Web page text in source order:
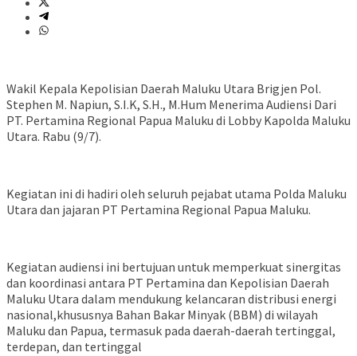
Wakil Kepala Kepolisian Daerah Maluku Utara Brigjen Pol.
Stephen M. Napiun, S.I.K, S.H., M.Hum Menerima Audiensi Dari
PT. Pertamina Regional Papua Maluku di Lobby Kapolda Maluku
Utara. Rabu (9/7).
Kegiatan ini di hadiri oleh seluruh pejabat utama Polda Maluku
Utara dan jajaran PT Pertamina Regional Papua Maluku.
Kegiatan audiensi ini bertujuan untuk memperkuat sinergitas
dan koordinasi antara PT Pertamina dan Kepolisian Daerah
Maluku Utara dalam mendukung kelancaran distribusi energi
nasional,khususnya Bahan Bakar Minyak (BBM) di wilayah
Maluku dan Papua, termasuk pada daerah-daerah tertinggal,
terdepan, dan tertinggal